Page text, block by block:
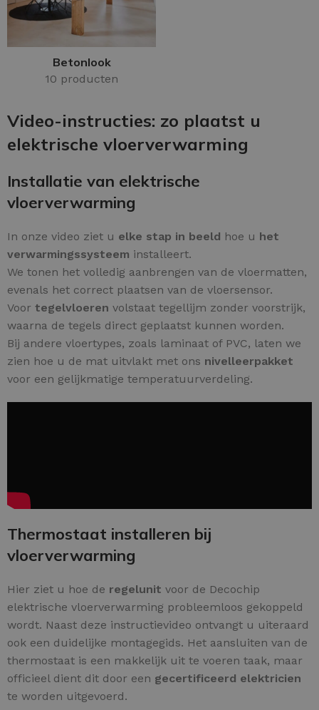
Betonlook
10 producten
Video-instructies: zo plaatst u
elektrische vloerverwarming
Installatie van elektrische
vloerverwarming
In onze video ziet u elke stap in beeld hoe u het
verwarmingssysteem installeert.
We tonen het volledig aanbrengen van de vloermatten,
evenals het correct plaatsen van de vloersensor.
Voor tegelvloeren volstaat tegellijm zonder voorstrijk,
waarna de tegels direct geplaatst kunnen worden.
Bij andere vloertypes, zoals laminaat of PVC, laten we
zien hoe u de mat uitvlakt met ons nivelleerpakket
voor een gelijkmatige temperatuurverdeling.
Thermostaat installeren bij
vloerverwarming
Hier ziet u hoe de regelunit voor de Decochip
elektrische vloerverwarming probleemloos gekoppeld
wordt. Naast deze instructievideo ontvangt u uiteraard
ook een duidelijke montagegids. Het aansluiten van de
thermostaat is een makkelijk uit te voeren taak, maar
officieel dient dit door een gecertificeerd elektricien
te worden uitgevoerd.